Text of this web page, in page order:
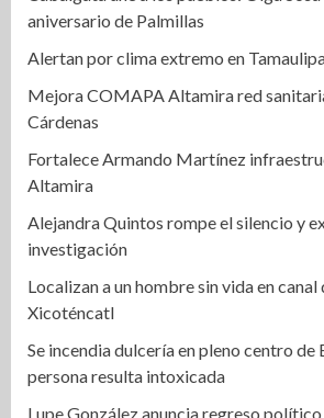
aniversario de Palmillas
Alertan por clima extremo en
Mejora COMAPA Altamira red
Cárdenas
Fortalece Armando Martínez
Altamira
Alejandra Quintos rompe el silencio y
investigación
Localizan a un hombre sin vida en canal
Xicoténcatl
Se incendia dulcería en pleno centro de
persona resulta intoxicada
Lupe González anuncia regreso